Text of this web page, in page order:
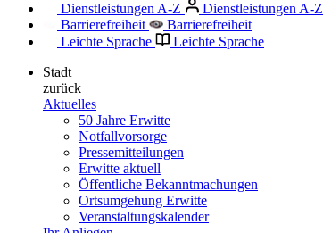
Dienstleistungen A-Z
Dienstleistungen A-Z
Barrierefreiheit
Barrierefreiheit
Leichte Sprache
Leichte Sprache
Stadt
zurück
Aktuelles
50 Jahre Erwitte
Notfallvorsorge
Pressemitteilungen
Erwitte aktuell
Öffentliche Bekanntmachungen
Ortsumgehung Erwitte
Veranstaltungskalender